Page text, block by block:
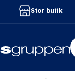
Stor butik